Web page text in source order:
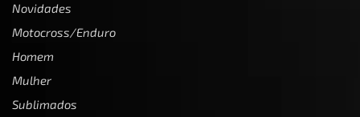
Novidades
Motocross/Enduro
Homem
Mulher
Sublimados